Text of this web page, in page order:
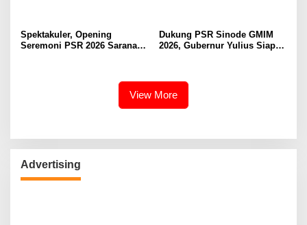
Spektakuler, Opening
Seremoni PSR 2026 Sarana
Dukung PSR Sinode GMIM
2026, Gubernur Yulius Siap
View More
Advertising